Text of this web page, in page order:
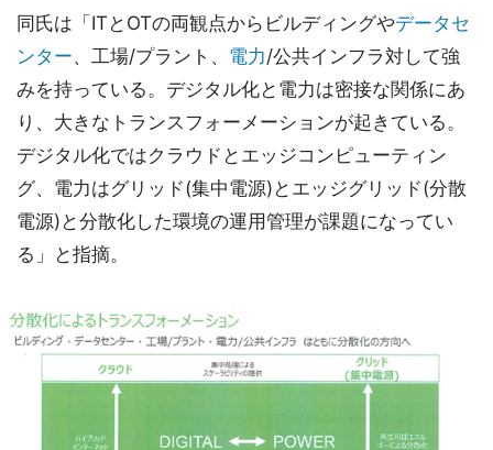
同氏は「ITとOTの両観点からビルディングやデータセ
ンター、工場/プラント、 電力/公共インフラ対して強
みを持っている。デジタル化と電力は密接な関係にあ
り、大きなトランスフォーメーションが起きている。
デジタル化ではクラウドとエッジコンピューティン
グ、電力はグリッド(集中電源)とエッジグリッド(分散
電源)と分散化した環境の運用管理が課題になってい
る」と指摘。